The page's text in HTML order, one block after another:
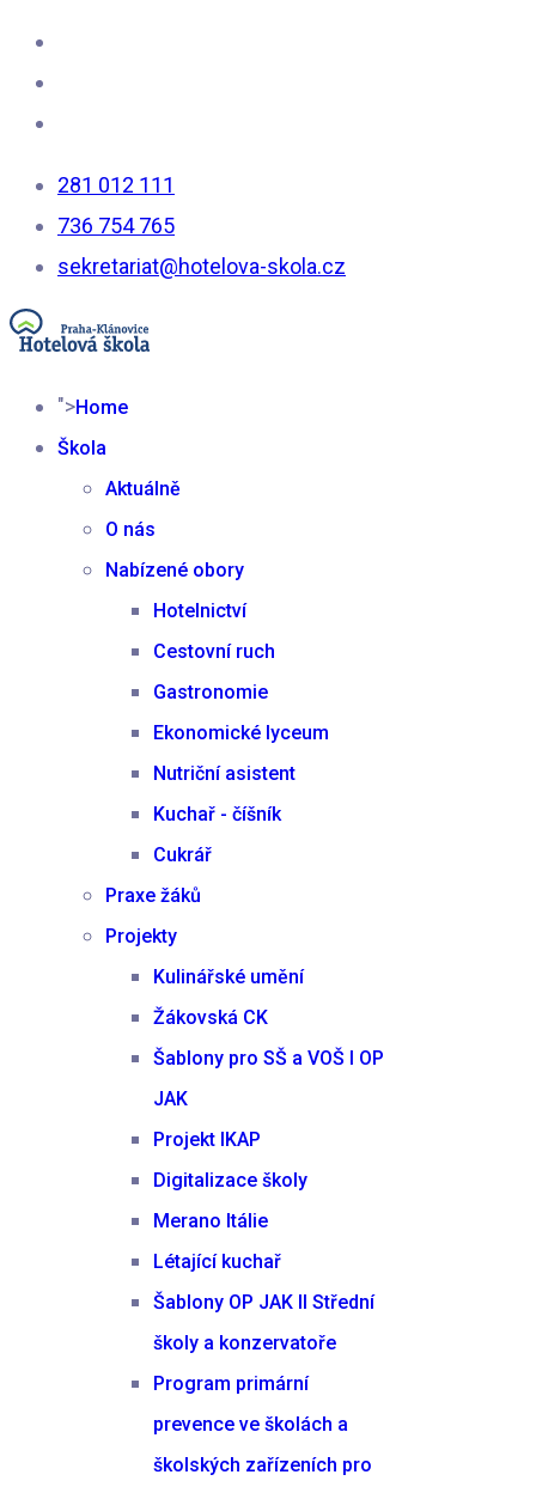
281 012 111
736 754 765
sekretariat@hotelova-skola.cz
">Home
Škola
Aktuálně
O nás
Nabízené obory
Hotelnictví
Cestovní ruch
Gastronomie
Ekonomické lyceum
Nutriční asistent
Kuchař - číšník
Cukrář
Praxe žáků
Projekty
Kulinářské umění
Žákovská CK
Šablony pro SŠ a VOŠ I OP
JAK
Projekt IKAP
Digitalizace školy
Merano Itálie
Létající kuchař
Šablony OP JAK II Střední
školy a konzervatoře
Program primární
prevence ve školách a
školských zařízeních pro